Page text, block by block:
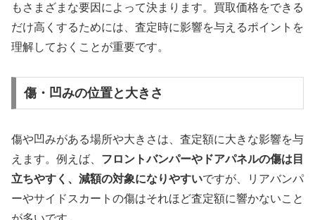
もさまざまな要因によって決まります。買取価格をできる
だけ高くするためには、査定時に影響を与えるポイントを
理解しておくことが重要です。
傷・凹みの位置と大きさ
傷や凹みがある場所や大きさは、査定額に大きな影響を与
えます。例えば、 フロントバンパーやドアパネルの傷は目
立ちやすく、減額の対象になりやすいですが、リアバンパ
ーやサイドスカートの傷はそれほど査定額に響かないこと